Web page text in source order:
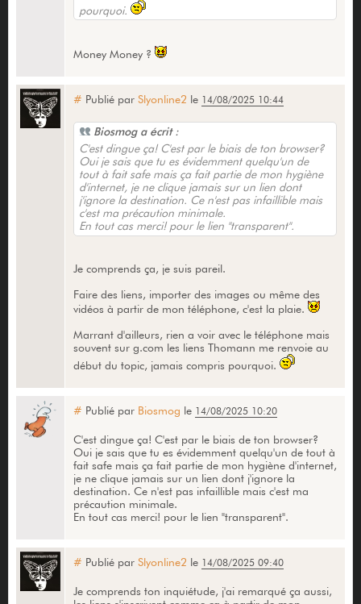
pourquoi.
Money Money ?
# Publié par Slyonline2 le 14/08/2025 10:44
Biosmog a écrit :
C'est dingue ça! C'est par le biais de ton browser?
Oui je sais que tu es évidemment quelqu'un de
tout à fait safe mais ça fait partie de mon hygiène
d'internet, je ne clique jamais sur un lien dont
j'ignore la destination. Ce n'est pas infaillible mais
c'est ma précaution minimale.
En tout cas merci! pour le lien "transparent".
Je comprends ça, je suis pareil.
Faire des liens, importer des images ou même des
vidéos à partir de mon téléphone, c'est la plaie.
Marrant d'ailleurs, rien a voir avec le téléphone mais
souvent sur g.com les liens Thomann me renvoie au
début du topic, jamais compris pourquoi.
# Publié par Biosmog le 14/08/2025 10:20
C'est dingue ça! C'est par le biais de ton browser?
Oui je sais que tu es évidemment quelqu'un de tout à
fait safe mais ça fait partie de mon hygiène d'internet,
je ne clique jamais sur un lien dont j'ignore la
destination. Ce n'est pas infaillible mais c'est ma
précaution minimale.
En tout cas merci! pour le lien "transparent".
# Publié par Slyonline2 le 14/08/2025 09:40
Je comprends ton inquiétude, j'ai remarqué ça aussi,